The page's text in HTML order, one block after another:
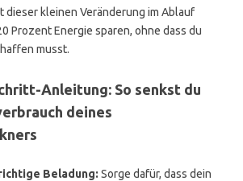
dieser kleinen Veränderung im Ablauf
Prozent Energie sparen, ohne dass du
musst.
Anleitung: So senkst du
deines
Beladung: Sorge dafür, dass dein